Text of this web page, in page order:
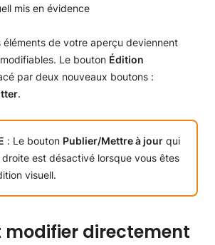
éléments de votre aperçu deviennent
Le bouton Édition
par deux nouveaux boutons :
.
: Le bouton Publier/Mettre à jour qui
droite est désactivé lorsque vous êtes
visuell.
modifier directement